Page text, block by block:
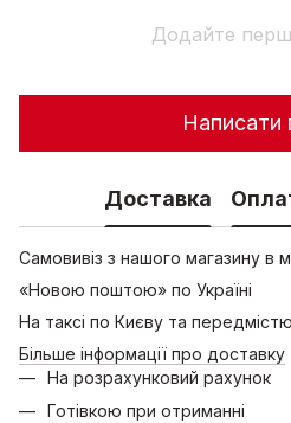
Додайте
Написати
Доставка
Самовивіз з нашого магазину в
«Новою поштою» по Україні
На таксі по Києву та
Більше інформації про доставку
На розрахунковий рахунок
Готівкою при отриманні